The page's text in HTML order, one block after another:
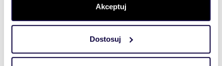
. W Deklaracji plików cookie możesz
zmienić lub wycofać swoją zgodę w dowolnej chwili.
Wykorzystujemy pliki cookie do spersonalizowania treści
i reklam, aby oferować funkcje społecznościowe i
Akceptuj
Dostosuj